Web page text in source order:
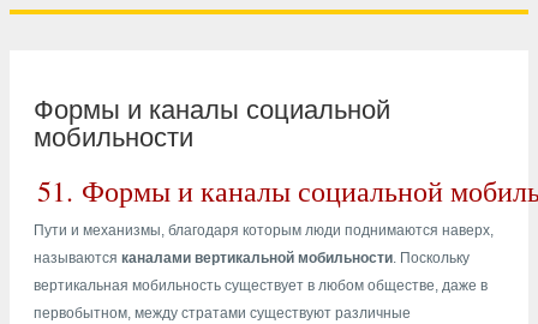
Формы и каналы социальной
мобильности
51. Формы и каналы социальной
Пути и механизмы, благодаря которым люди поднимаются наверх,
называются каналами вертикальной мобильности. Поскольку
вертикальная мобильность существует в любом обществе, даже в
первобытном, между стратами существуют различные